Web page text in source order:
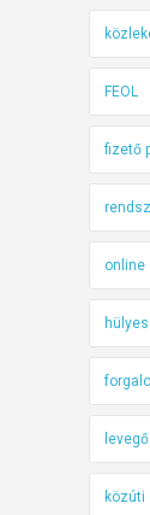
FEOL
fizető
online
közúti